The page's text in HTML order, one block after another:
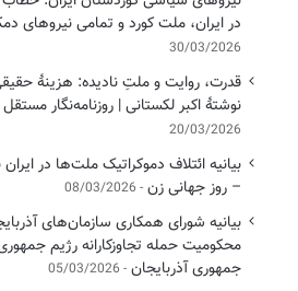
در ایران، ملت کورد و تمامی نیروهای
30/03/2026
قدرت، روایت و ملتِ نادیده: هزینهٔ
نوشتهٔ اکبر لکستانی | روزنامه‌نگار مستقل
20/03/2026
– روز جهانی زن 08/03/2026
بیانیه شورای همکاری سازمان‌های
محکومیت حمله تجاوزکارانه رژیم
جمهوری آذربایجان 05/03/2026